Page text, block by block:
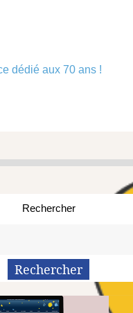
dédié aux 70 ans !
Rechercher